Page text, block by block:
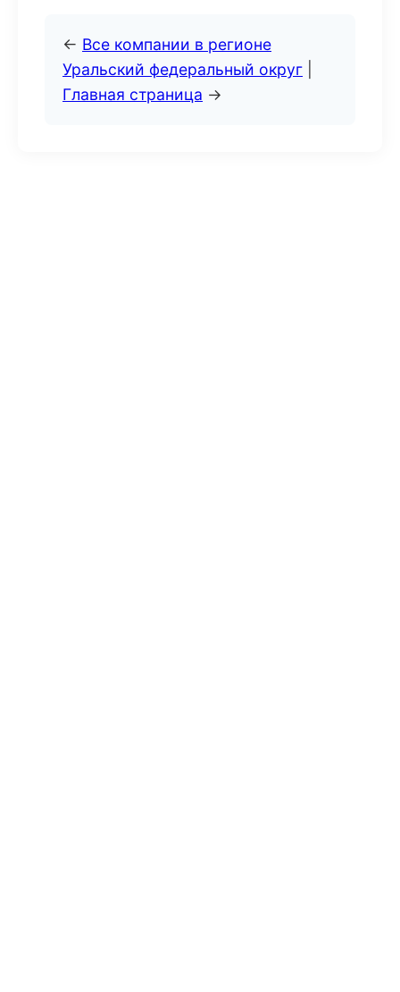
← Все компании в регионе
Уральский федеральный округ
Главная страница →